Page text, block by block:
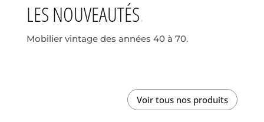
LES NOUVEAUTÉS
Mobilier vintage des années 40 à 70.
Voir tous nos produits